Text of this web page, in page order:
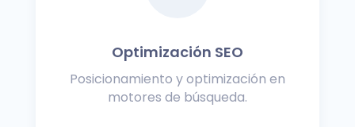
Optimización SEO
Posicionamiento y optimización en
motores de búsqueda.